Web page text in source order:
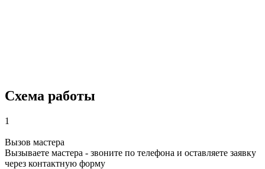
Схема работы
1
Вызов мастера
Вызываете мастера - звоните по телефона и оставляете заявку
через контактную форму